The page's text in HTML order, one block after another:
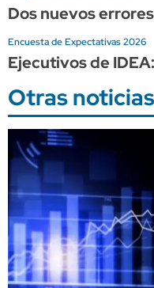
Dos nuevos
Encuesta de Expectativas 2026
Ejecutivos de
Otras noticias